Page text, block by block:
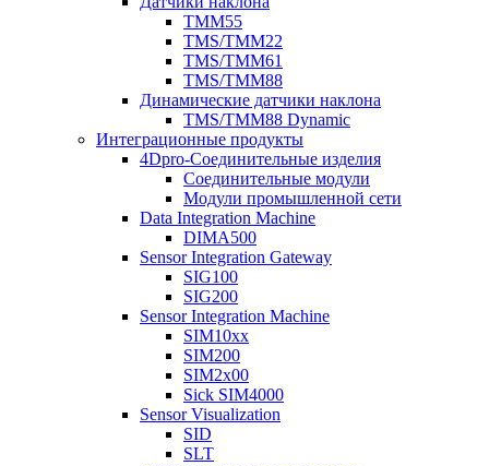
TMM55
TMS/TMM22
TMS/TMM61
TMS/TMM88
Динамические датчики наклона
TMS/TMM88 Dynamic
Интеграционные продукты
4Dpro-Соединительные изделия
Соединительные модули
Модули промышленной сети
Data Integration Machine
DIMA500
Sensor Integration Gateway
SIG100
SIG200
Sensor Integration Machine
SIM10xx
SIM200
SIM2x00
Sick SIM4000
Sensor Visualization
SID
SLT